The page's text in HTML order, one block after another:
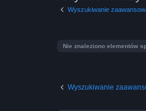
Wyszukiwanie
Nie znaleziono elementów
Wyszukiwanie